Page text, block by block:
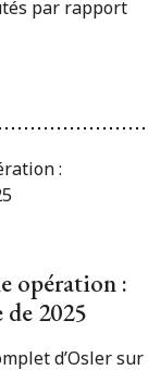
par rapport
opération :
2025
d’Osler sur